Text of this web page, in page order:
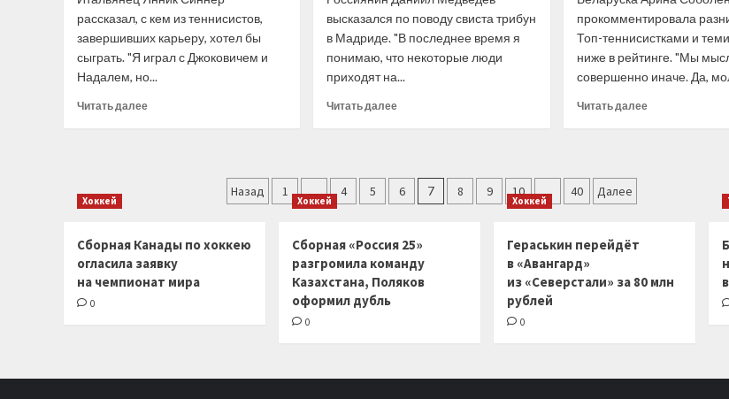
лет
колонии
рассказал, с кем из теннисистов,
завершивших карьеру, хотел бы
сыграть. "Я играл с Джоковичем и
Надалем, но...
Читать далееПрочитать
теннисистов,
завершивших
карьеру,
высказался по поводу свиста трибун
в Мадриде. "В последнее время я
понимаю, что некоторые люди
приходят на...
Читать далееПрочитать
Некоторые
люди
на
только
чтобы
прокомментировала
Топ-теннисистками и
ниже в рейтинге. "Мы
совершенно иначе. Да,
Читать далееПрочитать
не
Пагинация
записей
Назад 1 … 4 5 6 7 8 9 10 … 40 Далее
Хоккей
Сборная Канады по хоккею
огласила заявку
на чемпионат мира
0
Хоккей
Сборная «Россия 25»
разгромила команду
Казахстана, Поляков
оформил дубль
0
Хоккей
Гераськин перейдёт
в «Авангард»
из «Северстали» за 80 млн
рублей
0